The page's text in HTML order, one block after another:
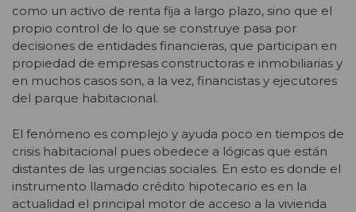
como un activo de renta fija a largo plazo, sino que el
propio control de lo que se construye pasa por
decisiones de entidades financieras, que participan en
propiedad de empresas constructoras e inmobiliarias y
en muchos casos son, a la vez, financistas y ejecutores
del parque habitacional.
El fenómeno es complejo y ayuda poco en tiempos de
crisis habitacional pues obedece a lógicas que están
distantes de las urgencias sociales. En esto es donde el
instrumento llamado crédito hipotecario es en la
actualidad el principal motor de acceso a la vivienda